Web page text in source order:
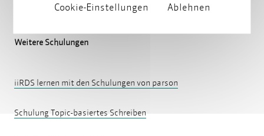
Weitere Schulungen
iiRDS lernen mit den Schulungen von parson
Schulung Topic-basiertes Schreiben
Cookie-Einstellungen Ablehnen